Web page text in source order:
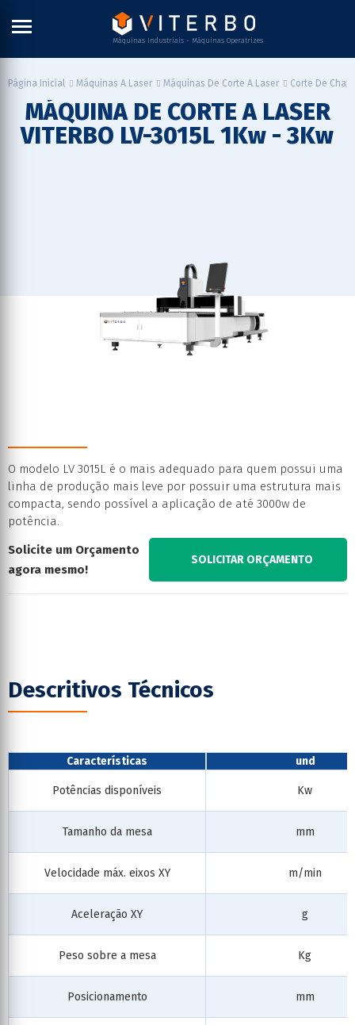
Máquinas Industriais - Máquinas Operatrizes
Página Inicial Máquinas A Laser Máquinas De Corte A Laser Corte De
MÁQUINA DE CORTE A LASER
VITERBO LV-3015L 1Kw - 3Kw
O modelo LV 3015L é o mais adequado para quem possui uma
linha de produção mais leve por possuir uma estrutura mais
compacta, sendo possível a aplicação de até 3000w de
potência.
Solicite um Orçamento
agora mesmo!
SOLICITAR ORÇAMENTO
Descritivos Técnicos
Características
Potências disponíveis
Tamanho da mesa
Velocidade máx. eixos XY
Aceleração XY
Peso sobre a mesa
Posicionamento
und
Kw
mm
m/min
g
Kg
mm